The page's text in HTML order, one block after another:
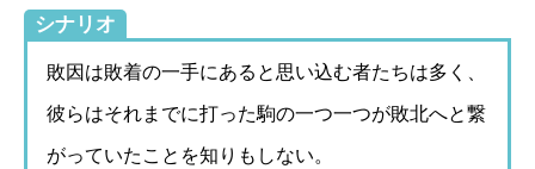
シナリオ
敗因は敗着の一手にあると思い込む者たちは多く、
彼らはそれまでに打った駒の一つ一つが敗北へと繋
がっていたことを知りもしない。